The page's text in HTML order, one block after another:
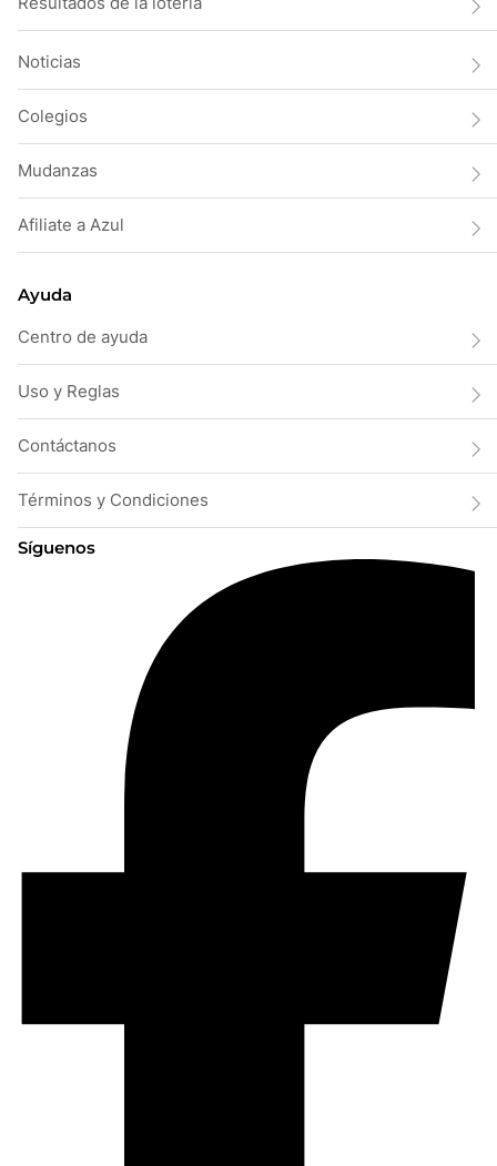
Noticias
Colegios
Mudanzas
Afiliate a Azul
Ayuda
Centro de ayuda
Uso y Reglas
Contáctanos
Términos y Condiciones
Síguenos